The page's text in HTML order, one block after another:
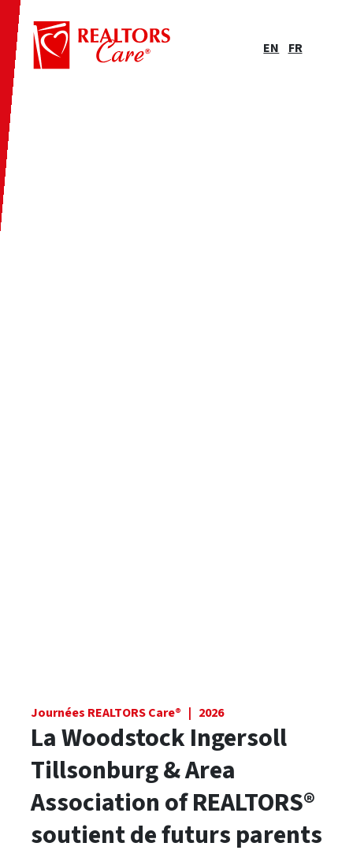
EN FR
Journées REALTORS Care® | 2026
La Woodstock Ingersoll
Tillsonburg & Area
Association of REALTORS®
soutient de futurs parents